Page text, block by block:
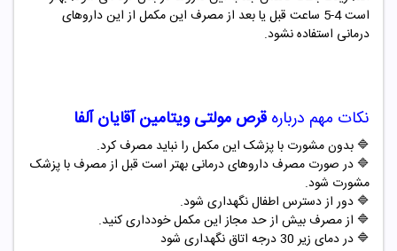
است 4-5 ساعت قبل یا بعد از مصرف این مکمل از این داروهای
درمانی استفاده نشود.
نکات مهم درباره قرص مولتیویتامین آقایان آلفا
🔷 بدون مشورت با پزشک این مکمل را نباید مصرف کرد.
🔷 در صورت مصرف داروهای درمانی بهتر است قبل از مصرف با پزشک
مشورت شود.
🔷 دور از دسترس اطفال نگهداری شود.
🔷 از مصرف بیش از حد مجاز این مکمل خودداری کنید.
🔷 در دمای زیر 30 درجه اتاق نگهداری شود